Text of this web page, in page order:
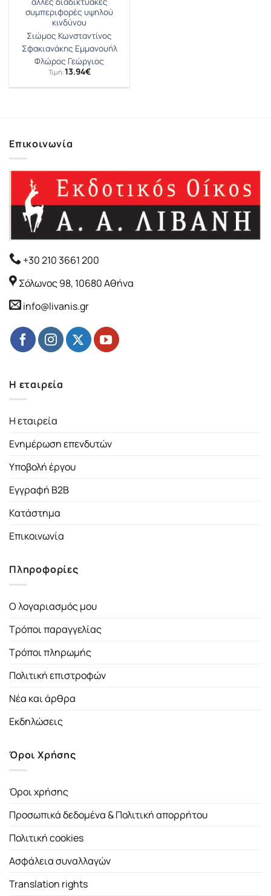
συμπεριφορές υψηλού
κινδύνου
Σιώμος Κωνσταντίνος
Σφακιανάκης Εμμανουήλ
Φλώρος Γεώργιος
Τιμή: 13.94€
Επικοινωνία
+30 210 3661 200
Σόλωνος 98, 10680 Αθήνα
info@livanis.gr
Η εταιρεία
Η εταιρεία
Ενημέρωση επενδυτών
Υποβολή έργου
Εγγραφή B2B
Κατάστημα
Επικοινωνία
Πληροφορίες
Ο λογαριασμός μου
Τρόποι παραγγελίας
Τρόποι πληρωμής
Πολιτική επιστροφών
Νέα και άρθρα
Εκδηλώσεις
Όροι Χρήσης
Όροι χρήσης
Προσωπικά δεδομένα & Πολιτική απορρήτου
Πολιτική cookies
Ασφάλεια συναλλαγών
Translation rights